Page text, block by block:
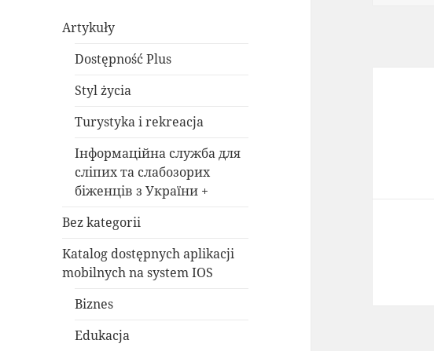
Artykuły
Dostępność Plus
Styl życia
Turystyka i rekreacja
Інформаційна служба для
сліпих та слабозорих
біженців з України +
Bez kategorii
Katalog dostępnych aplikacji
mobilnych na system IOS
Biznes
Edukacja